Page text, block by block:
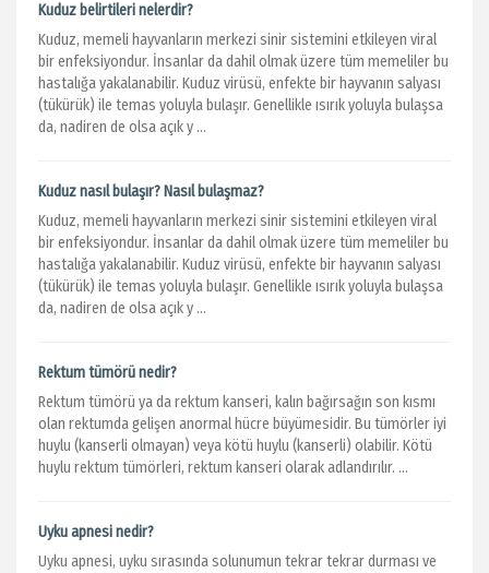
Kuduz belirtileri nelerdir?
Kuduz, memeli hayvanların merkezi sinir sistemini etkileyen viral
bir enfeksiyondur. İnsanlar da dahil olmak üzere tüm memeliler bu
hastalığa yakalanabilir. Kuduz virüsü, enfekte bir hayvanın salyası
(tükürük) ile temas yoluyla bulaşır. Genellikle ısırık yoluyla bulaşsa
da, nadiren de olsa açık y ...
Kuduz nasıl bulaşır? Nasıl bulaşmaz?
Kuduz, memeli hayvanların merkezi sinir sistemini etkileyen viral
bir enfeksiyondur. İnsanlar da dahil olmak üzere tüm memeliler bu
hastalığa yakalanabilir. Kuduz virüsü, enfekte bir hayvanın salyası
(tükürük) ile temas yoluyla bulaşır. Genellikle ısırık yoluyla bulaşsa
da, nadiren de olsa açık y ...
Rektum tümörü nedir?
Rektum tümörü ya da rektum kanseri, kalın bağırsağın son kısmı
olan rektumda gelişen anormal hücre büyümesidir. Bu tümörler iyi
huylu (kanserli olmayan) veya kötü huylu (kanserli) olabilir. Kötü
huylu rektum tümörleri, rektum kanseri olarak adlandırılır. ...
Uyku apnesi nedir?
Uyku apnesi, uyku sırasında solunumun tekrar tekrar durması ve